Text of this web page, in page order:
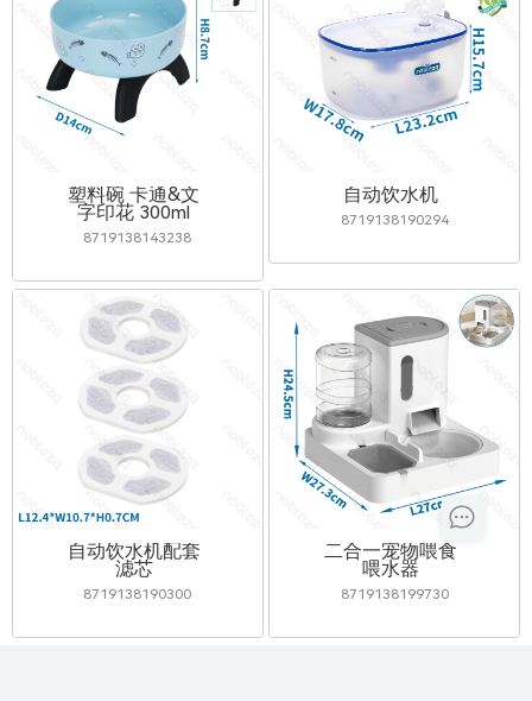
塑料碗 卡通&文
字印花 300ml
8719138143238
自动饮水机
8719138190294
自动饮水机配套
滤芯
8719138190300
二合一宠物喂食
喂水器
8719138199730